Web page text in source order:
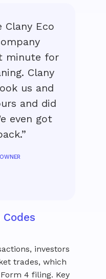
Clany Eco
minute for
Clany
us and
and did
even got
investors
trades, which
4 filing. Key